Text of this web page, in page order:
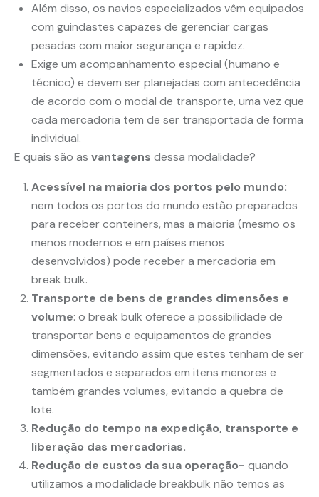
Além disso, os navios especializados vêm equipados
com guindastes capazes de gerenciar cargas
pesadas com maior segurança e rapidez.
Exige um acompanhamento especial (humano e
técnico) e devem ser planejadas com antecedência
de acordo com o modal de transporte, uma vez que
cada mercadoria tem de ser transportada de forma
individual.
E quais são as vantagens dessa modalidade?
Acessível na maioria dos portos pelo mundo:
nem todos os portos do mundo estão preparados
para receber conteiners, mas a maioria (mesmo os
menos modernos e em países menos
desenvolvidos) pode receber a mercadoria em
break bulk.
Transporte de bens de grandes dimensões e
volume: o break bulk oferece a possibilidade de
transportar bens e equipamentos de grandes
dimensões, evitando assim que estes tenham de ser
segmentados e separados em itens menores e
também grandes volumes, evitando a quebra de
lote.
Redução do tempo na expedição, transporte e
liberação das mercadorias.
Redução de custos da sua operação- quando
utilizamos a modalidade breakbulk não temos as